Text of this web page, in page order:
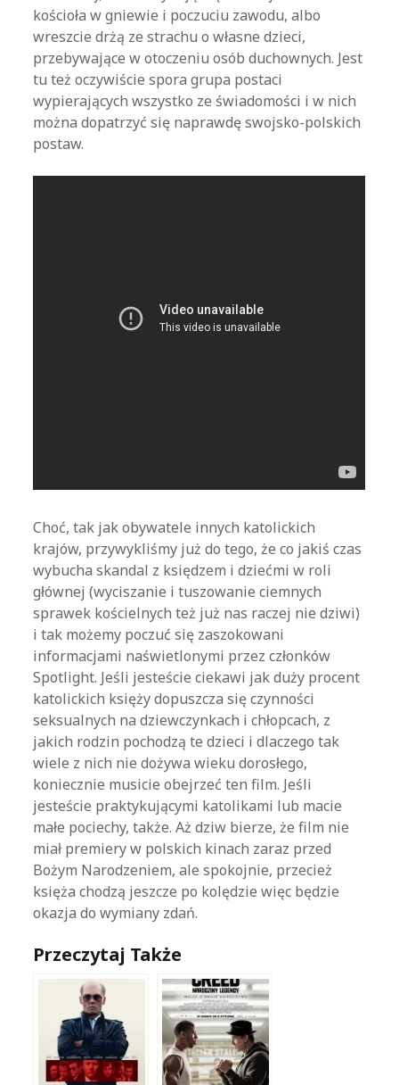
kościoła w gniewie i poczuciu zawodu, albo
wreszcie drżą ze strachu o własne dzieci,
przebywające w otoczeniu osób duchownych. Jest
tu też oczywiście spora grupa postaci
wypierających wszystko ze świadomości i w nich
można dopatrzyć się naprawdę swojsko-polskich
postaw.
Choć, tak jak obywatele innych katolickich
krajów, przywykliśmy już do tego, że co jakiś czas
wybucha skandal z księdzem i dziećmi w roli
głównej (wyciszanie i tuszowanie ciemnych
sprawek kościelnych też już nas raczej nie dziwi)
i tak możemy poczuć się zaszokowani
informacjami naświetlonymi przez członków
Spotlight. Jeśli jesteście ciekawi jak duży procent
katolickich księży dopuszcza się czynności
seksualnych na dziewczynkach i chłopcach, z
jakich rodzin pochodzą te dzieci i dlaczego tak
wiele z nich nie dożywa wieku dorosłego,
koniecznie musicie obejrzeć ten film. Jeśli
jesteście praktykującymi katolikami lub macie
małe pociechy, także. Aż dziw bierze, że film nie
miał premiery w polskich kinach zaraz przed
Bożym Narodzeniem, ale spokojnie, przecież
księża chodzą jeszcze po kolędzie więc będzie
okazja do wymiany zdań.
Przeczytaj Także